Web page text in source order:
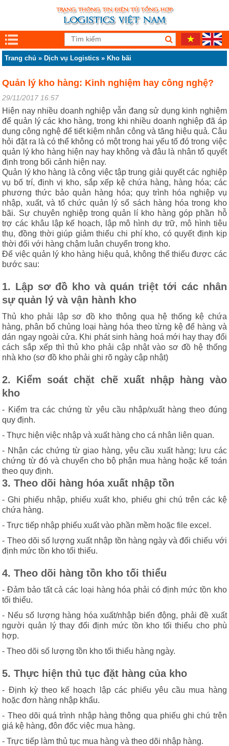
Trang chủ » Dịch vụ Logistics » Kho bãi
Quản lý kho hàng: Kinh nghiệm hay công nghệ?
29/11/2017 16:57
Hiện nay nhiều doanh nghiệp vẫn đang sử dụng kinh nghiệm
để quản lý các kho hàng, trong khi nhiều doanh nghiệp đã áp
dụng công nghệ để tiết kiệm nhân công và tăng hiệu quả. Câu
hỏi đặt ra là có thể không có một trong hai yếu tố đó trong việc
quản lý kho hàng hiện nay hay không và đâu là nhân tố quyết
định trong bối cảnh hiện nay.
Quản lý kho hàng là công việc tập trung giải quyết các nghiệp
vụ bố trí, định vị kho, sắp xếp kệ chứa hàng, hàng hóa; các
phương thức bảo quản hàng hóa; quy trình hóa nghiệp vụ
nhập, xuất, và tổ chức quản lý sổ sách hàng hóa trong kho
bãi. Sự chuyên nghiệp trong quản lí kho hàng góp phần hỗ
trợ các khâu lập kế hoạch, lập mô hình dự trữ, mô hình tiêu
thụ, đồng thời giúp giảm thiểu chi phí kho, có quyết định kịp
thời đối với hàng chậm luân chuyển trong kho.
Để việc quản lý kho hàng hiệu quả, không thể thiếu được các
bước sau:
1. Lập sơ đồ kho và quán triệt tới các nhân
sự quản lý và vận hành kho
Thủ kho phải lập sơ đồ kho thông qua hệ thống kệ chứa
hàng, phân bổ chủng loại hàng hóa theo từng kệ để hàng và
dán ngay ngoài cửa. Khi phát sinh hàng hoá mới hay thay đổi
cách sắp xếp thì thủ kho phải cập nhật vào sơ đồ hệ thống
nhà kho (sơ đồ kho phải ghi rõ ngày cập nhật)
2. Kiểm soát chặt chẽ xuất nhập hàng vào
kho
- Kiểm tra các chứng từ yêu cầu nhập/xuất hàng theo đúng
quy định.
- Thực hiện việc nhập và xuất hàng cho cá nhân liên quan.
- Nhận các chứng từ giao hàng, yêu cầu xuất hàng; lưu các
chứng từ đó và chuyển cho bộ phận mua hàng hoặc kế toán
theo quy định.
3. Theo dõi hàng hóa xuất nhập tồn
- Ghi phiếu nhập, phiếu xuất kho, phiếu ghi chú trên các kệ
chứa hàng.
- Trực tiếp nhập phiếu xuất vào phần mềm hoặc file excel.
- Theo dõi số lượng xuất nhập tồn hàng ngày và đối chiếu với
định mức tồn kho tối thiểu.
4. Theo dõi hàng tồn kho tối thiểu
- Đảm bảo tất cả các loại hàng hóa phải có định mức tồn kho
tối thiểu.
- Nếu số lượng hàng hóa xuất/nhập biến động, phải đề xuất
người quản lý thay đổi định mức tồn kho tối thiểu cho phù
hợp.
- Theo dõi số lượng tồn kho tối thiểu hàng ngày.
5. Thực hiện thủ tục đặt hàng của kho
- Định kỳ theo kế hoạch lập các phiếu yêu cầu mua hàng
hoặc đơn hàng nhập khẩu.
- Theo dõi quá trình nhập hàng thông qua phiếu ghi chú trên
giá kệ hàng, đôn đốc việc mua hàng.
- Trực tiếp làm thủ tục mua hàng và theo dõi nhập hàng.